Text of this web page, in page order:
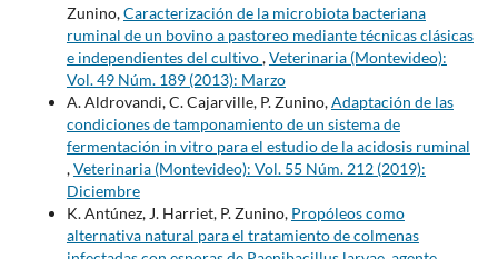
Zunino,Caracterización de la microbiota bacteriana
ruminal de un bovino a pastoreo mediante técnicas clásicas
e independientes del cultivo,Veterinaria (Montevideo):
Vol. 49 Núm. 189 (2013): Marzo
A. Aldrovandi, C. Cajarville, P. Zunino,Adaptación de las
condiciones de tamponamiento de un sistema de
fermentación in vitro para el estudio de la acidosis ruminal
,Veterinaria (Montevideo): Vol. 55 Núm. 212 (2019):
Diciembre
K. Antúnez, J. Harriet, P. Zunino, Propóleos como
alternativa natural para el tratamiento de colmenas